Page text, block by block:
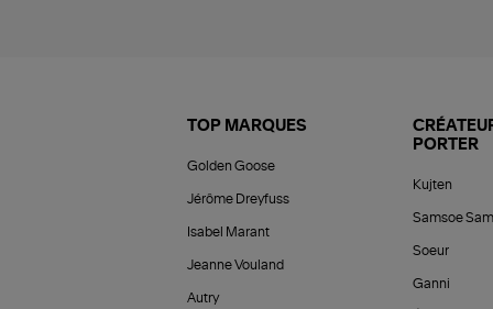
TOP MARQUES
Golden Goose
Jérôme Dreyfuss
Isabel Marant
Jeanne Vouland
Autry
PORTER
Kujten
Samsoe
Soeur
Ganni